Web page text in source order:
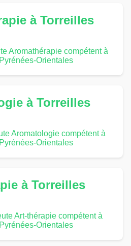
à Torreilles
Aromathérapie compétent à
Orientales
à Torreilles
Aromatologie compétent à
Orientales
à Torreilles
Art-thérapie compétent à
Orientales